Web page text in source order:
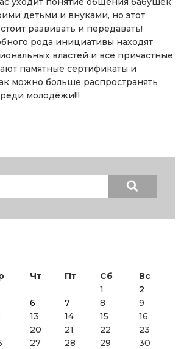
детьми и внуками, но этот
развивать и передавать!
рода инициативы находят
властей и все причастные
памятные сертификаты и
можно больше распространять
молодёжи!!!
Чт Пт Сб
Вс
1
2
6 7 8
9
13 14 15
16
20 21 22
23
27 28 29
30